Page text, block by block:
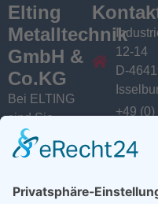
Elting
Metalltechnik
GmbH &
Co.KG
Bei ELTING
sind Sie
richtig, wenn
Sie Fachleute
Profilbearbeitung,
12-14
D-
+49 (0)
79 - 0